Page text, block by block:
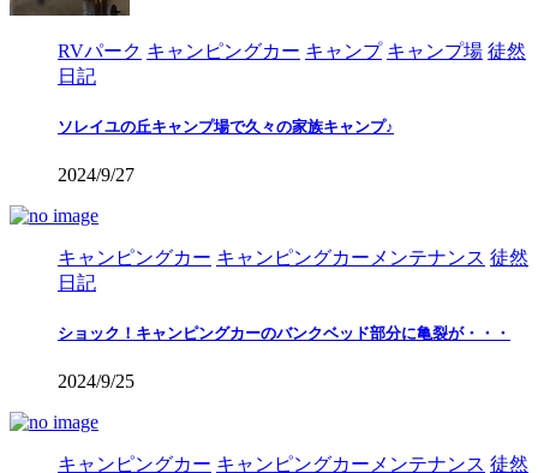
RVパーク キャンピングカー キャンプ キャンプ場 徒然
日記
ソレイユの丘キャンプ場で久々の家族キャンプ♪
2024/9/27
キャンピングカー キャンピングカーメンテナンス 徒然
日記
ショック！キャンピングカーのバンクベッド部分に亀裂が・・・
2024/9/25
キャンピングカー キャンピングカーメンテナンス 徒然